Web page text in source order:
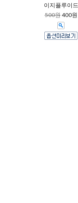
이지플루이드
500원400원